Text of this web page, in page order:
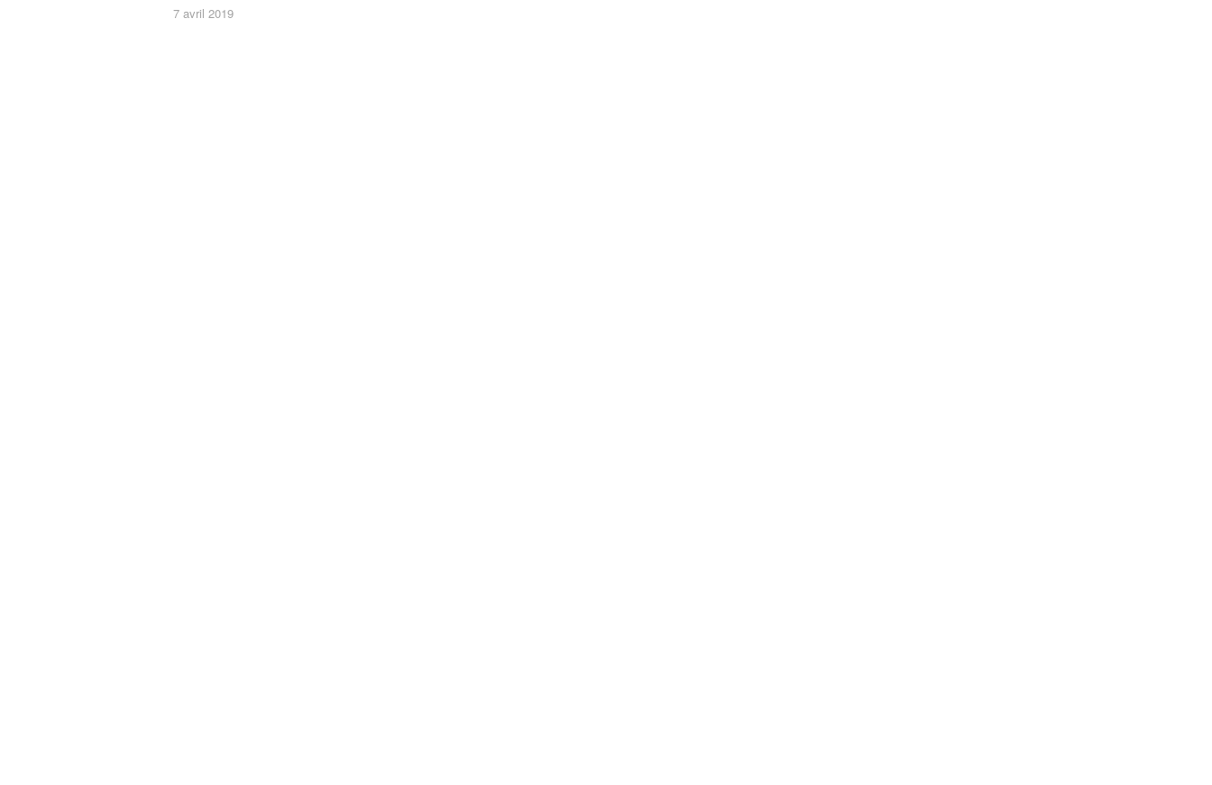
7 avril 2019
7 avril 2019